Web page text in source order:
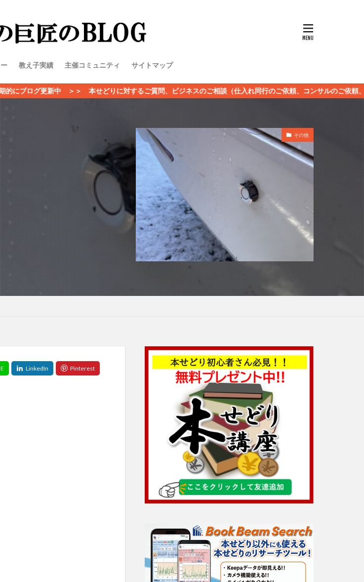
教え子実績 主催コミュニティ サイトマップ
本せどりに対するご質問、ビジネスのご相談（仕入れ同行のご依頼、コンサルのご依頼、スクールのご希望）
その他